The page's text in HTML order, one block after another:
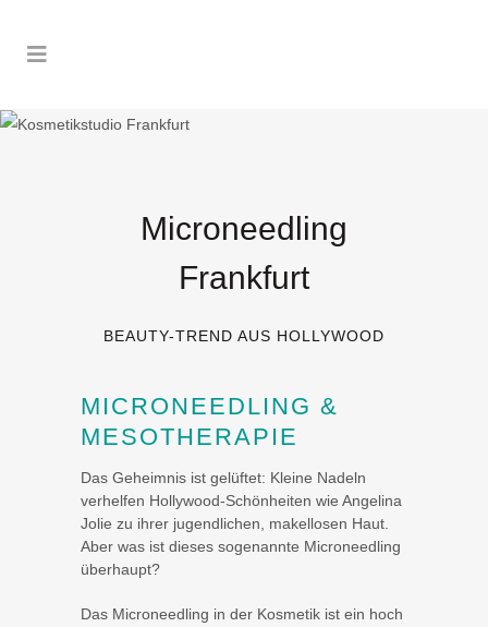
Microneedling
Frankfurt
BEAUTY-TREND AUS HOLLYWOOD
MICRONEEDLING &
MESOTHERAPIE
Das Geheimnis ist gelüftet: Kleine Nadeln
verhelfen Hollywood-Schönheiten wie Angelina
Jolie zu ihrer jugendlichen, makellosen Haut.
Aber was ist dieses sogenannte Microneedling
überhaupt?
Das Microneedling in der Kosmetik ist ein hoch